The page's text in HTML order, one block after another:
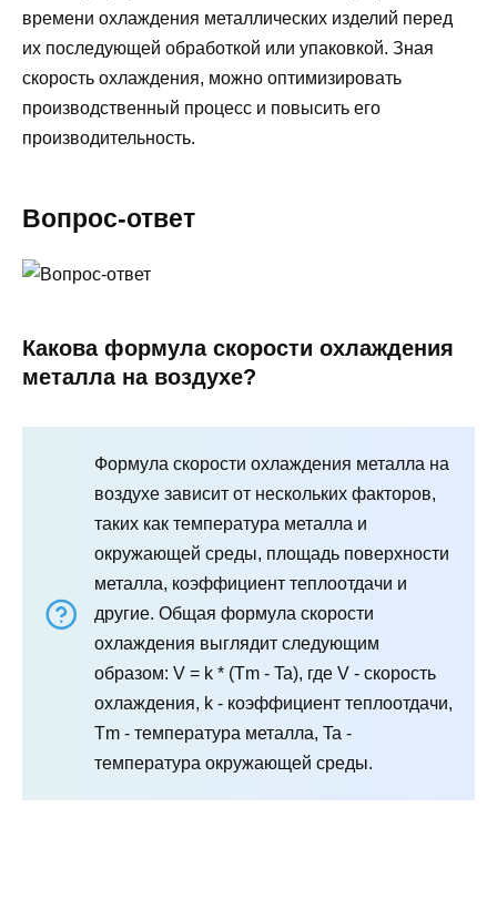
времени охлаждения металлических изделий перед
их последующей обработкой или упаковкой. Зная
скорость охлаждения, можно оптимизировать
производственный процесс и повысить его
производительность.
Вопрос-ответ
Какова формула скорости охлаждения
металла на воздухе?
Формула скорости охлаждения металла на
воздухе зависит от нескольких факторов,
таких как температура металла и
окружающей среды, площадь поверхности
металла, коэффициент теплоотдачи и
другие. Общая формула скорости
охлаждения выглядит следующим
образом: V = k * (Tm - Ta), где V - скорость
охлаждения, k - коэффициент теплоотдачи,
Tm - температура металла, Ta -
температура окружающей среды.